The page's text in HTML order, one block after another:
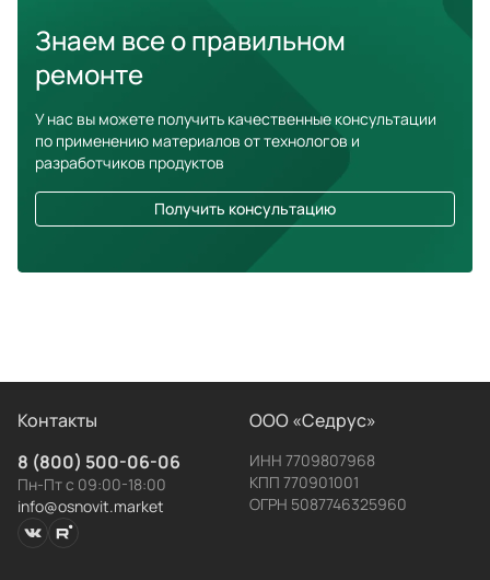
Знаем все о правильном
ремонте
У нас вы можете получить качественные консультации
по применению материалов от технологов и
разработчиков продуктов
Получить консультацию
Контакты
8 (800) 500-06-06
Пн-Пт с 09:00-18:00
info@osnovit.market
ООО «Седрус»
ИНН 7709807968
КПП 770901001
ОГРН 5087746325960